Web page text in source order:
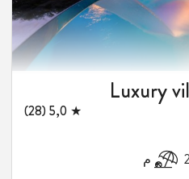
Luxury
★ 5,0 (28)